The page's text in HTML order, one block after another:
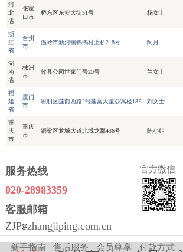
河
北
省
张家
口市
桥东区东安大街51号 杨女士
浙
江
省
台州
市
温岭市新河镇锦鸿村上桥218号 阿月
湖
南
省
株洲
市
攸县公园世家门号20号 兰女士
福
建
省
厦门
市
思明区莲前西路2号莲富大厦公寓楼18E 刘女士
重
庆
市
重庆
市
铜梁区龙城大道北城龙郡436号 陈小姐
服务热线
020-28983359
客服邮箱
ZJP zhangjiping.com.cn
官方微信
新手指南 售后服务 会员尊享 付款方式